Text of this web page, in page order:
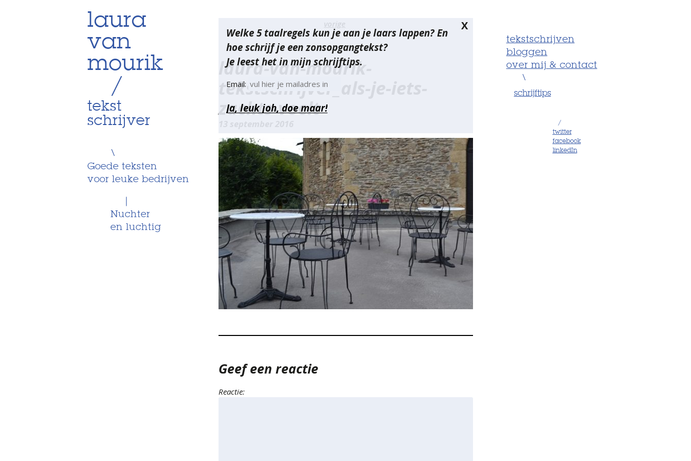
Skip
to
content
laura
van
mourik
/
tekst
schrijver
\
Goede teksten
voor leuke bedrijven
Nuchter
en luchtig
tekstschrijven
bloggen
over mij & contact
\
schrijftips
/
twitter
facebook
linkedIn
X
Welke 5 taalregels kun je aan je laars lappen? En
hoe schrijf je een zonsopgangtekst?
Je leest het in mijn schrijftips.
Email:
Bericht
navigatie
vorige
laura-van-mourik-
tekstschrijver_als-je-iets-
zachts-voelt
Geef een reactie
Reactie: